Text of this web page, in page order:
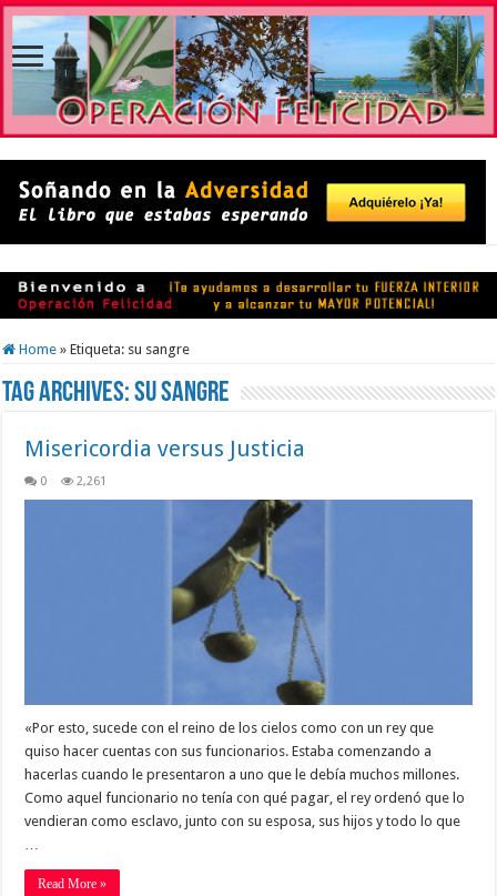
Home » Etiqueta: su sangre
Tag Archives:su sangre
Misericordia versus Justicia
0 2,261
«Por esto, sucede con el reino de los cielos como con un rey que
quiso hacer cuentas con sus funcionarios. Estaba comenzando a
hacerlas cuando le presentaron a uno que le debía muchos millones.
Como aquel funcionario no tenía con qué pagar, el rey ordenó que lo
vendieran como esclavo, junto con su esposa, sus hijos y todo lo que
…
Read More »